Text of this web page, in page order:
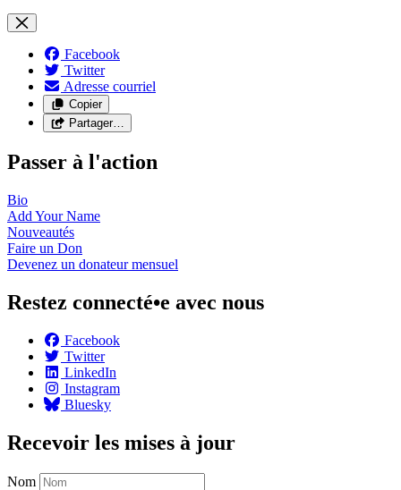
Facebook
Twitter
Adresse courriel
Copier
Partager…
Passer à l'action
Bio
Add YourName
Nouveautés
Faire un Don
Devenez un donateurmensuel
Restez connecté•e avec nous
Facebook
Twitter
LinkedIn
Instagram
Bluesky
Recevoir les mises à jour
Nom